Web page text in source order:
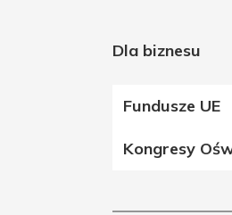
Dla biznesu
Fundusze UE
Kongresy